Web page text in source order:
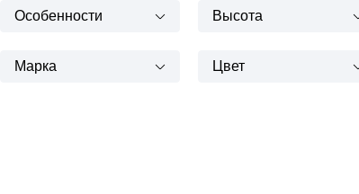
Особенности Высота
Марка Цвет